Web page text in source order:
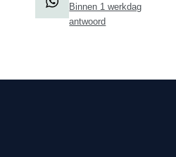
Binnen 1 werkdag
antwoord